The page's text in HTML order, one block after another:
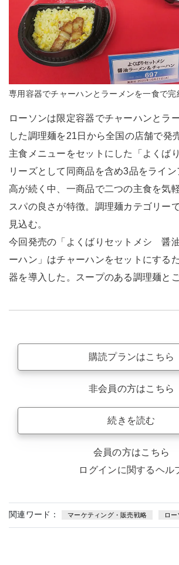
専用容器でチャーハンとラーメンを一食で完
ローソンは限定容器でチャーハンとラ
した調理麺を21日から全国の店舗で発
主食メニューをセットにした「よくば
リーズとして同商品を含め3品をライ
高が続く中、一商品で二つの主食を気
スパの良さが特徴。調理麺カテゴリー
見込む。
今回発売の「よくばりセットメシ 醤
ーハン」はチャーハンをセットにする
器を導入した。スープのある調理麺と
購読プランはこちら
非会員の方はこちら
続きを読む
会員の方はこちら
ログインに関するヘル
関連ワード： マーケティング・販売戦略 ロー